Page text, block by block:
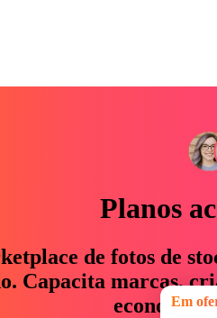
Planos
de fotos de
Capacita marcas,Em oferta